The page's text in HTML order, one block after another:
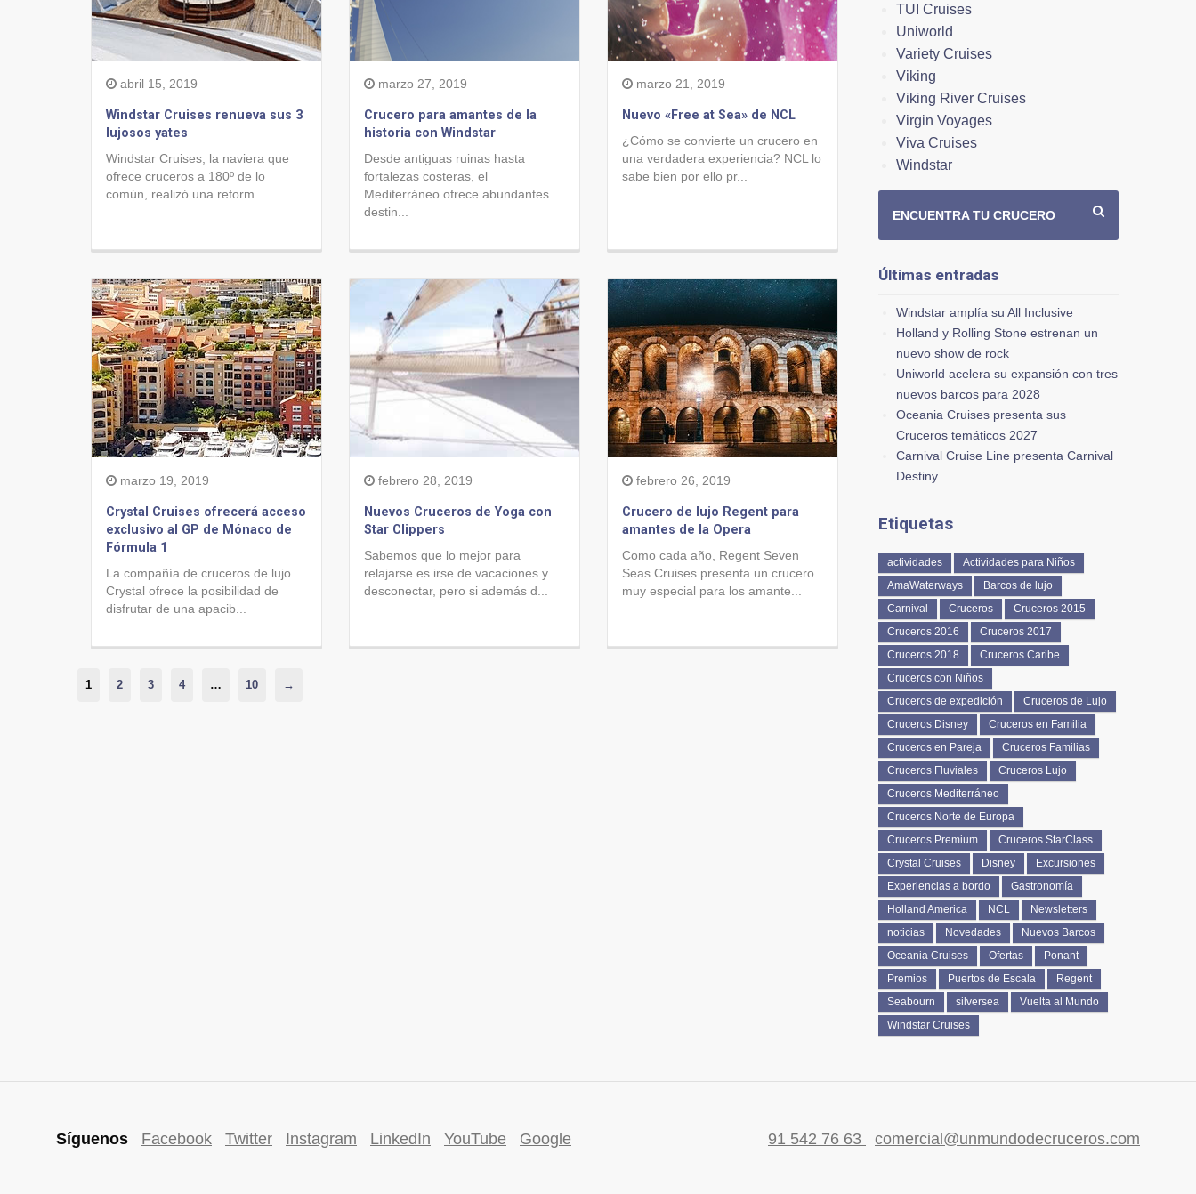
abril 15, 2019
Windstar Cruises renueva sus 3
lujosos yates
Windstar Cruises, la naviera que
ofrece cruceros a 180º de lo
común, realizó una reform...
marzo 27, 2019
Crucero para amantes de la
historia con Windstar
Desde antiguas ruinas hasta
fortalezas costeras, el
Mediterráneo ofrece abundantes
destin...
marzo 21, 2019
Nuevo «Free at Sea» de NCL
¿Cómo se convierte un crucero en
una verdadera experiencia? NCL lo
sabe bien por ello pr...
marzo 19, 2019
Crystal Cruises ofrecerá acceso
exclusivo al GP de Mónaco de
Fórmula 1
La compañía de cruceros de lujo
Crystal ofrece la posibilidad de
disfrutar de una apacib...
febrero 28, 2019
Nuevos Cruceros de Yoga con
Star Clippers
Sabemos que lo mejor para
relajarse es irse de vacaciones y
desconectar, pero si además d...
febrero 26, 2019
Crucero de lujo Regent para
amantes de la Opera
Como cada año, Regent Seven
Seas Cruises presenta un crucero
muy especial para los amante...
1 2 3 4 … 10 →
TUI Cruises
Uniworld
Variety Cruises
Viking
Viking River Cruises
Virgin Voyages
Viva Cruises
Windstar
ENCUENTRA TU CRUCERO
Últimas entradas
Windstar amplía su All Inclusive
Holland y Rolling Stone estrenan un
nuevo show de rock
Uniworld acelera su expansión con tres
nuevos barcos para 2028
Oceania Cruises presenta sus
Cruceros temáticos 2027
Carnival Cruise Line presenta Carnival
Destiny
Etiquetas
actividades
Actividades para Niños
AmaWaterways
Barcos de lujo
Carnival
Cruceros
Cruceros 2015
Cruceros 2016
Cruceros 2017
Cruceros 2018
Cruceros Caribe
Cruceros con Niños
Cruceros de expedición
Cruceros de Lujo
Cruceros Disney
Cruceros en Familia
Cruceros en Pareja
Cruceros Familias
Cruceros Fluviales
Cruceros Lujo
Cruceros Mediterráneo
Cruceros Norte de Europa
Cruceros Premium
Cruceros StarClass
Crystal Cruises
Disney
Excursiones
Experiencias a bordo
Gastronomía
Holland America
NCL
Newsletters
noticias
Novedades
Nuevos Barcos
Oceania Cruises
Ofertas
Ponant
Premios
Puertos de Escala
Regent
Seabourn
silversea
Vuelta al Mundo
Windstar Cruises
Síguenos Facebook Twitter Instagram LinkedIn YouTube Google 91 542 76 63 comercial@unmundodecruceros.com